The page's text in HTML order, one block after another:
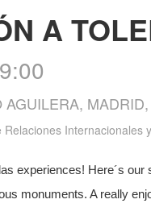
A
Relaciones Internacionales
experiences! Here´s
monuments. A really